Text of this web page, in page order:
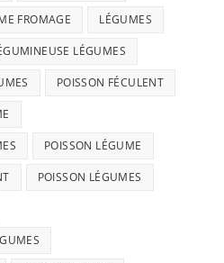
FROMAGE LÉGUMES
LÉGUMES
POISSON FÉCULENT
POISSON LÉGUME
POISSON LÉGUMES